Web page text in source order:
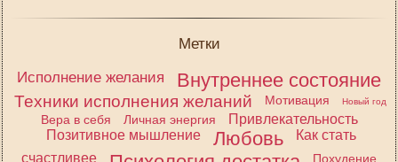
Метки
Исполнение желания
Внутреннее состояние
Техники исполнения желаний Мотивация Новый год
Вера в себя Личная энергия
Привлекательность
Позитивное мышление
Любовь
Как стать
счастливее
Похудение